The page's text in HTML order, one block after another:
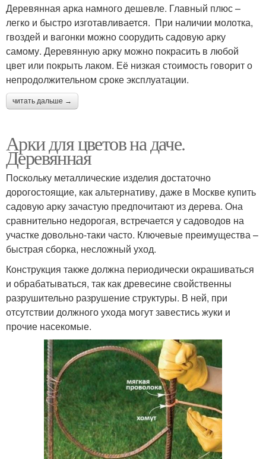
Деревянная арка намного дешевле. Главный плюс –
легко и быстро изготавливается. При наличии молотка,
гвоздей и вагонки можно соорудить садовую арку
самому. Деревянную арку можно покрасить в любой
цвет или покрыть лаком. Её низкая стоимость говорит о
непродолжительном сроке эксплуатации.
читать дальше →
Арки для цветов на даче.
Деревянная
Поскольку металлические изделия достаточно
дорогостоящие, как альтернативу, даже в Москве купить
садовую арку зачастую предпочитают из дерева. Она
сравнительно недорогая, встречается у садоводов на
участке довольно-таки часто. Ключевые преимущества –
быстрая сборка, несложный уход.
Конструкция также должна периодически окрашиваться
и обрабатываться, так как древесине свойственны
разрушительно разрушение структуры. В ней, при
отсутствии должного ухода могут завестись жуки и
прочие насекомые.